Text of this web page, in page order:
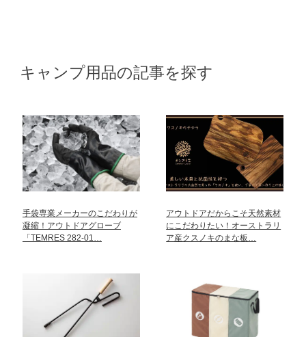
キャンプ用品の記事を探す
手袋専業メーカーのこだわりが
凝縮！アウトドアグローブ
「TEMRES 282-01…
アウトドアだからこそ天然素材
にこだわりたい！オーストラリ
ア産クスノキのまな板…